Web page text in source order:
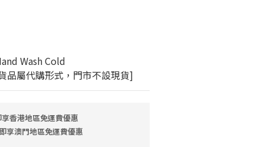
Wash Cold
屬代購形式，門市不設現貨]
香港地區免運費優惠
享澳門地區免運費優惠